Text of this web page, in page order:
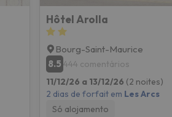
Hôtel Arolla
Bourg-Saint-Maurice
8.5 444 comentários
11/12/26 a 13/12/26 (2 noites)
2 dias de forfait em Les Arcs
Só alojamento